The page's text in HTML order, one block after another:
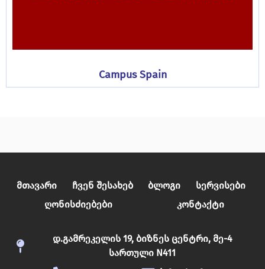
Campus Spain
Მთავარი Ჩვენ Შესახებ Ბლოგი
Სერვისები
Ღონისძიებები
Კონტაქტი
დ.გამრეკელის 19, ბიზნეს ცენტრი, მე-4
სართული N411